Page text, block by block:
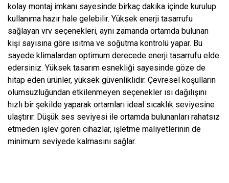
kolay montaj imkanı sayesinde birkaç dakika içinde kurulup
kullanıma hazır hale gelebilir. Yüksek enerji tasarrufu
sağlayan vrv seçenekleri, aynı zamanda ortamda bulunan
kişi sayısına göre ısıtma ve soğutma kontrolü yapar. Bu
sayede klimalardan optimum derecede enerji tasarrufu elde
edersiniz. Yüksek tasarım esnekliği sayesinde göze de
hitap eden ürünler, yüksek güvenliklidir. Çevresel koşulların
olumsuzluğundan etkilenmeyen seçenekler ısı dağılışını
hızlı bir şekilde yaparak ortamları ideal sıcaklık seviyesine
ulaştırır. Düşük ses seviyesi ile ortamda bulunanları rahatsız
etmeden işlev gören cihazlar, işletme maliyetlerinin de
minimum seviyede kalmasını sağlar.